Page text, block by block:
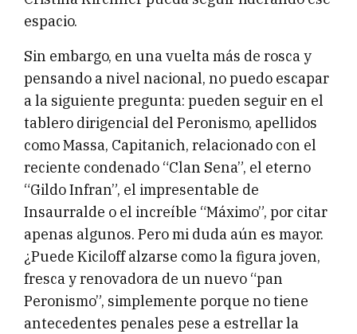
espacio.
Sin embargo, en una vuelta más de rosca y
pensando a nivel nacional, no puedo escapar
a la siguiente pregunta: pueden seguir en el
tablero dirigencial del Peronismo, apellidos
como Massa, Capitanich, relacionado con el
reciente condenado “Clan Sena”, el eterno
“Gildo Infran”, el impresentable de
Insaurralde o el increíble “Máximo”, por citar
apenas algunos. Pero mi duda aún es mayor.
¿Puede Kiciloff alzarse como la figura joven,
fresca y renovadora de un nuevo “pan
Peronismo”, simplemente porque no tiene
antecedentes penales pese a estrellar la